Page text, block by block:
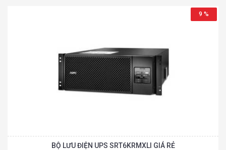
9 %
BỘ LƯU ĐIỆN UPS SRT6KRMXLI GIÁ RẺ